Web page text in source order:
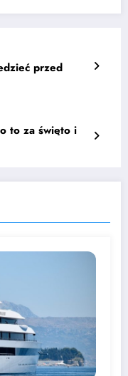
przed
to za święto i